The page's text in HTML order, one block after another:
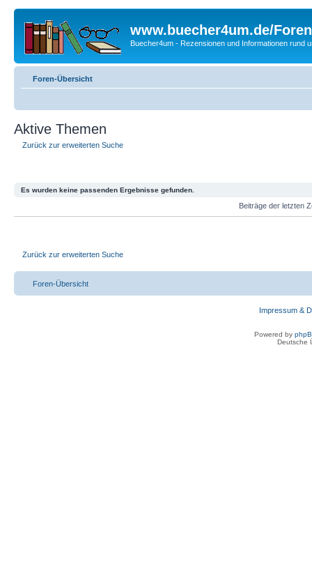
www.buecher4um.de/Foren
Buecher4um - Rezensionen und Informationen rund
Foren-Übersicht
Aktive Themen
Zurück zur erweiterten Suche
Es wurden keine passenden Ergebnisse gefunden.
Beiträge der letzten
Zurück zur erweiterten Suche
Foren-Übersicht
Impressum &
Powered by
Deutsche